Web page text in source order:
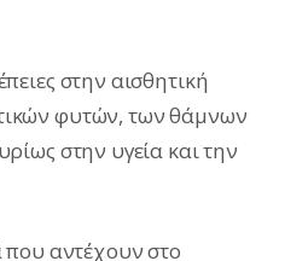
στην αισθητική
φυτών, των θάμνων
στην υγεία και την
που αντέχουν στο